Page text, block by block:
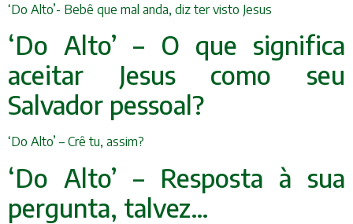
‘Do Alto’- Bebê que mal anda, diz ter visto Jesus
‘Do Alto’ – O que significa
aceitar Jesus como seu
Salvador pessoal?
‘Do Alto’ – Crê tu, assim?
‘Do Alto’ – Resposta à sua
pergunta, talvez…